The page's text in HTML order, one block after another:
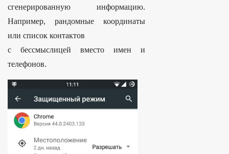
сгенерированную информацию.
Например, рандомные координаты
или список контактов
с бессмыслицей вместо имен и
телефонов.